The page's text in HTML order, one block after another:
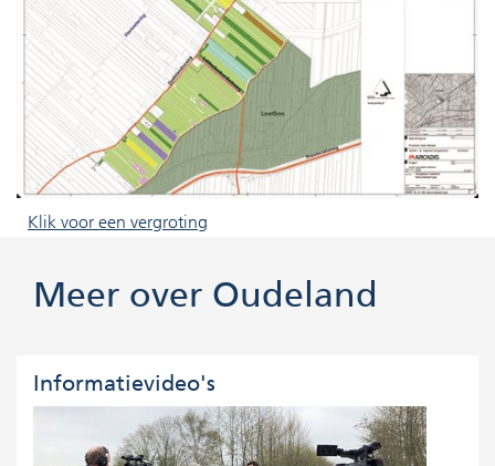
Klik voor een vergroting
10-
22_ol_kaart_opgewerkt.jpg)
Meer over Oudeland
Informatievideo's